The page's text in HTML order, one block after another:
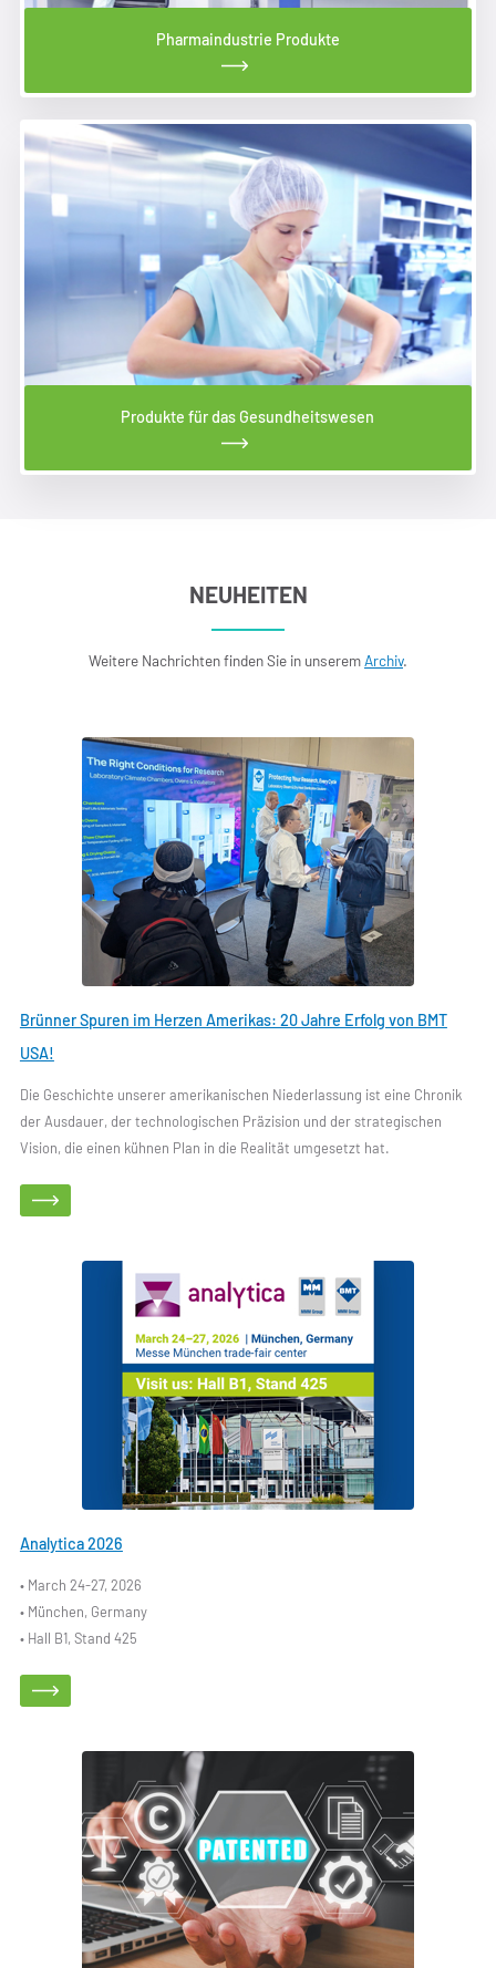
Pharmaindustrie Produkte
Produkte für das Gesundheitswesen
NEUHEITEN
Weitere Nachrichten finden Sie in unseremArchiv.
Brünner Spuren im Herzen Amerikas: 20 Jahre Erfolg von BMT
USA!
Die Geschichte unserer amerikanischen Niederlassung ist eine Chronik
der Ausdauer, der technologischen Präzision und der strategischen
Vision, die einen kühnen Plan in die Realität umgesetzt hat.
Analytica 2026
• March 24-27, 2026
• München, Germany
• Hall B1, Stand 425